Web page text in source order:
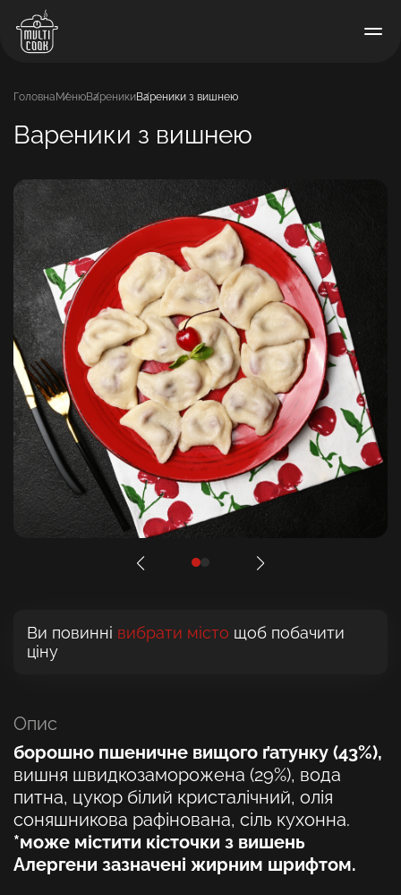
Головна МенюВареникиВареники з вишнею
Вареники з вишнею
Ви повинні вибрати місто щоб побачити
ціну
Опис
борошно пшеничне вищого ґатунку (43%),
вишня швидкозаморожена (29%), вода
питна, цукор білий кристалічний, олія
соняшникова рафінована, сіль кухонна.
*може містити кісточки з вишень
Алергени зазначені жирним шрифтом.